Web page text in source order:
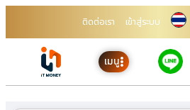
ติดต่อเรา เข้าสู่ระบบ
เมนู